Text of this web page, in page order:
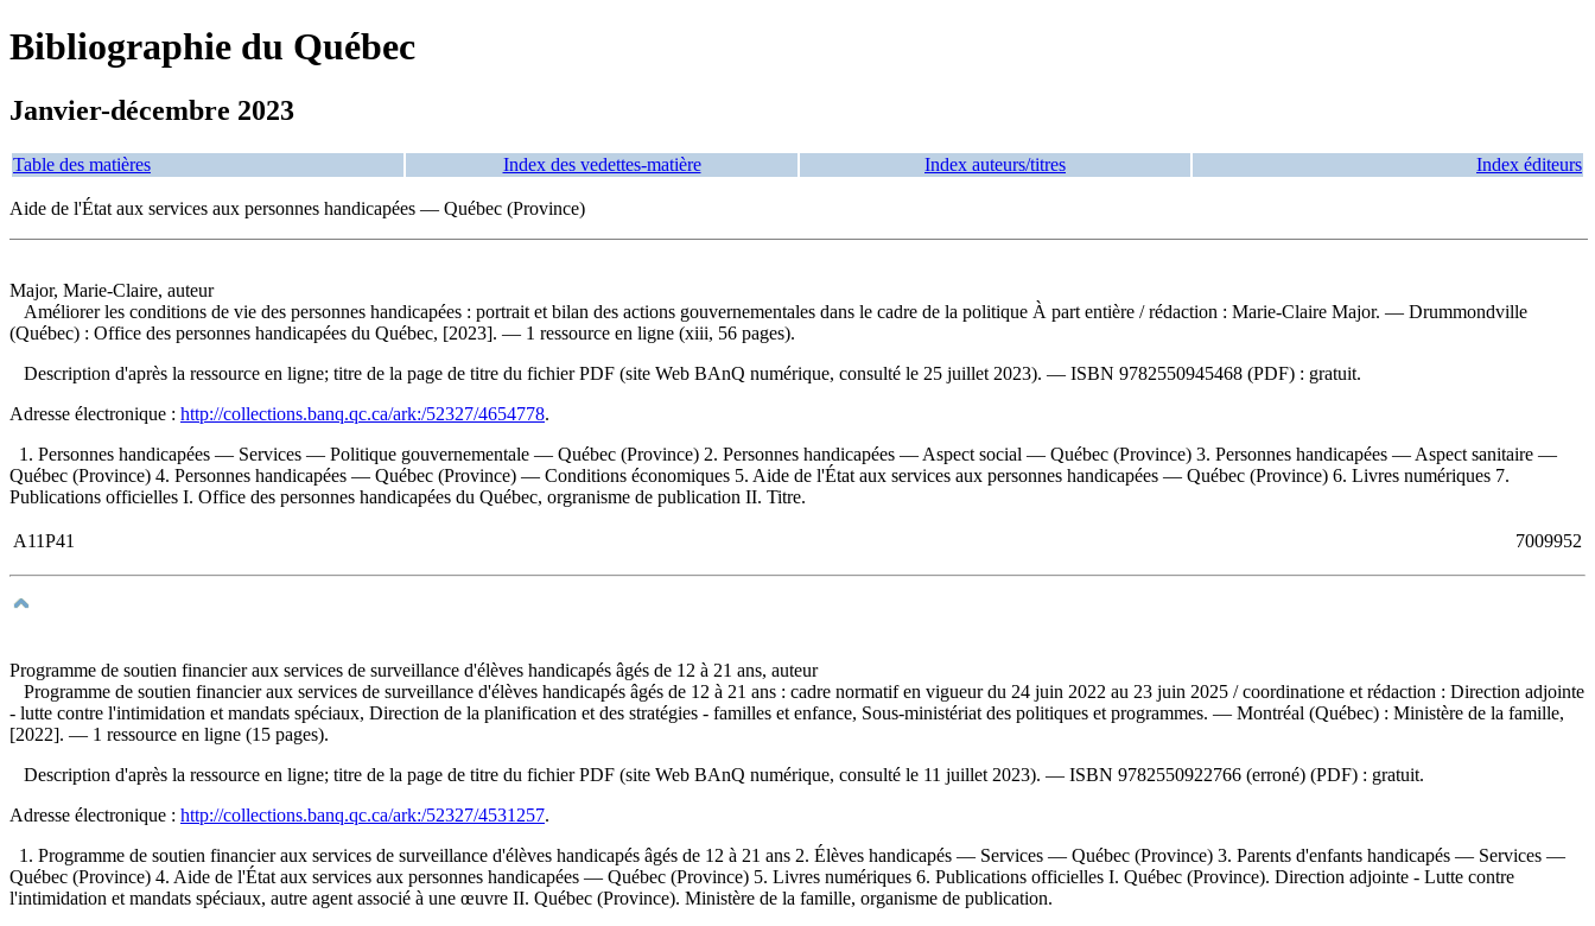
Bibliographie du Québec
Janvier-décembre 2023
Table des matières Index des vedettes-matière Index auteurs/titres Index éditeurs
Aide de l'État aux services aux personnes handicapées — Québec (Province)
Major, Marie-Claire, auteur
Améliorer les conditions de vie des personnes handicapées : portrait et bilan des actions gouvernementales dans le cadre de la politique À part entière / rédaction : Marie-Claire Major. — Drummondville
(Québec) : Office des personnes handicapées du Québec, [2023]. — 1 ressource en ligne (xiii, 56 pages).
Description d'après la ressource en ligne; titre de la page de titre du fichier PDF (site Web BAnQ numérique, consulté le 25 juillet 2023). — ISBN 9782550945468 (PDF) : gratuit.
Adresse électronique : http://collections.banq.qc.ca/ark:/52327/4654778.
1. Personnes handicapées — Services — Politique gouvernementale — Québec (Province) 2. Personnes handicapées — Aspect social — Québec (Province) 3. Personnes handicapées — Aspect sanitaire —
Québec (Province) 4. Personnes handicapées — Québec (Province) — Conditions économiques 5. Aide de l'État aux services aux personnes handicapées — Québec (Province) 6. Livres numériques 7.
Publications officielles I. Office des personnes handicapées du Québec, orgranisme de publication II. Titre.
A11P41 7009952
Programme de soutien financier aux services de surveillance d'élèves handicapés âgés de 12 à 21 ans, auteur
Programme de soutien financier aux services de surveillance d'élèves handicapés âgés de 12 à 21 ans : cadre normatif en vigueur du 24 juin 2022 au 23 juin 2025 / coordinatione et rédaction : Direction adjointe
- lutte contre l'intimidation et mandats spéciaux, Direction de la planification et des stratégies - familles et enfance, Sous-ministériat des politiques et programmes. — Montréal (Québec) : Ministère de la famille,
[2022]. — 1 ressource en ligne (15 pages).
Description d'après la ressource en ligne; titre de la page de titre du fichier PDF (site Web BAnQ numérique, consulté le 11 juillet 2023). — ISBN 9782550922766 (erroné) (PDF) : gratuit.
Adresse électronique : http://collections.banq.qc.ca/ark:/52327/4531257.
1. Programme de soutien financier aux services de surveillance d'élèves handicapés âgés de 12 à 21 ans 2. Élèves handicapés — Services — Québec (Province) 3. Parents d'enfants handicapés — Services —
Québec (Province) 4. Aide de l'État aux services aux personnes handicapées — Québec (Province) 5. Livres numériques 6. Publications officielles I. Québec (Province). Direction adjointe - Lutte contre
l'intimidation et mandats spéciaux, autre agent associé à une œuvre II. Québec (Province). Ministère de la famille, organisme de publication.